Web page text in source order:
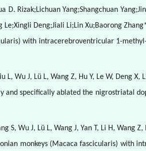
D. Rizak;Lichuan Yang;Shangchuan
Le;Xingli Deng;Jiali Li;Lin Xu;Baorong
with intracerebroventricular 1-
L, Wu J, Lü L, Wang Z, Hu Y, Le W, Deng
specifically ablated the nigrostriatal
S, Wu J, Lü L, Wang J, Yan T, Li H, Wang
monkeys (Macaca fascicularis) with